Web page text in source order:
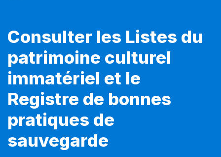
Consulter les Listes du
patrimoine culturel
immatériel et le
Registre de bonnes
pratiques de
sauvegarde